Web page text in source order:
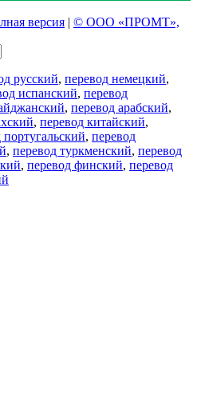
версия | © ООО «ПРОМТ»,
русский, перевод немецкий,
испанский, перевод
, перевод арабский,
, перевод китайский,
португальский, перевод
, перевод туркменский, перевод
, перевод финский, перевод